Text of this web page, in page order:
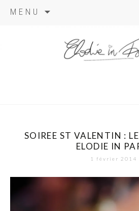
MENU
SOIREE ST VALENTIN :
ELODIE IN
1 février 2014